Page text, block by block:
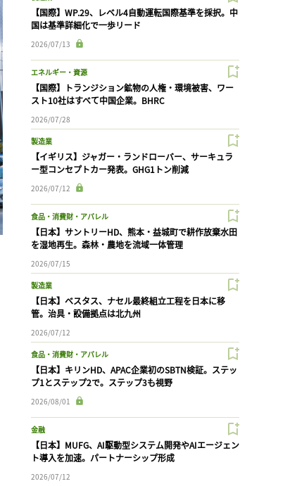
【国際】WP.29、レベル4自動運転国際基準を採択。中
国は基準詳細化で一歩リード
2026/07/13
エネルギー・資源
【国際】トランジション鉱物の人権・環境被害、ワー
スト10社はすべて中国企業。BHRC
2026/07/28
製造業
【イギリス】ジャガー・ランドローバー、サーキュラ
ー型コンセプトカー発表。GHG1トン削減
2026/07/12
食品・消費財・アパレル
【日本】サントリーHD、熊本・益城町で耕作放棄水田
を湿地再生。森林・農地を流域一体管理
2026/07/15
製造業
【日本】ベスタス、ナセル最終組立工程を日本に移
管。治具・設備拠点は北九州
2026/07/12
食品・消費財・アパレル
【日本】キリンHD、APAC企業初のSBTN検証。ステッ
プ1とステップ2で。ステップ3も視野
2026/08/01
金融
【日本】MUFG、AI駆動型システム開発やAIエージェン
ト導入を加速。パートナーシップ形成
2026/07/12